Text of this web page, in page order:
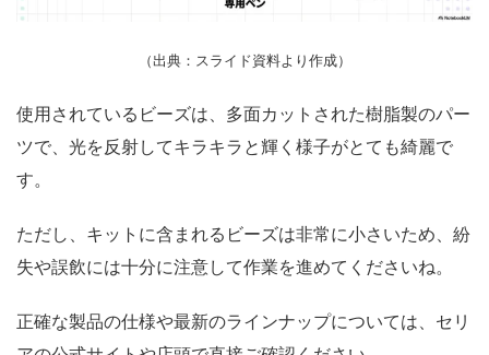
（出典：スライド資料より作成）
使用されているビーズは、多面カットされた樹脂製のパー
ツで、光を反射してキラキラと輝く様子がとても綺麗で
す。
ただし、キットに含まれるビーズは非常に小さいため、紛
失や誤飲には十分に注意して作業を進めてくださいね。
正確な製品の仕様や最新のラインナップについては、セリ